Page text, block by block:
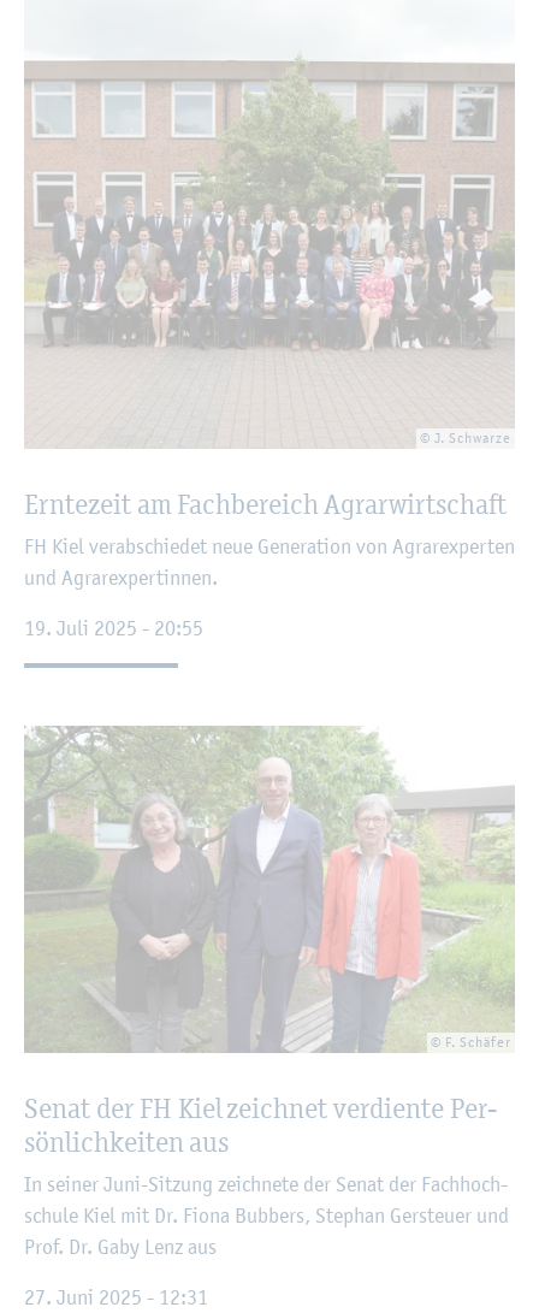
© J. Schwar­ze
Ern­te­zeit am Fach­be­reich Agrar­wirt­schaft
FH Kiel ver­ab­schie­det neue Ge­ne­ra­ti­on von Agrar­ex­per­ten
und Agrar­ex­per­tin­nen.
19. Juli 2025 - 20:55
© F. Schä­fer
Senat der FH Kiel zeich­net ver­dien­te Per­
sön­lich­kei­ten aus
In sei­ner Juni-Sit­zung zeich­ne­te der Senat der Fach­hoch­
schu­le Kiel mit Dr. Fiona Bubbers, Ste­phan Ger­steu­er und
Prof. Dr. Gaby Lenz aus
27. Juni 2025 - 12:31